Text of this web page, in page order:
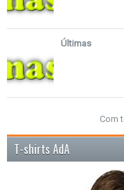
Últimas
Com
T-shirts AdA